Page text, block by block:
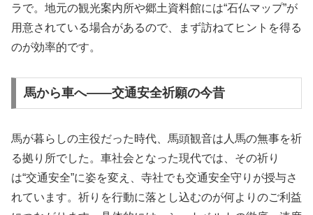
ラで。地元の観光案内所や郷土資料館には“石仏マップ”が
用意されている場合があるので、まず訪ねてヒントを得る
のが効率的です。
馬から車へ――交通安全祈願の今昔
馬が暮らしの主役だった時代、馬頭観音は人馬の無事を祈
る拠り所でした。車社会となった現代では、その祈り
は“交通安全”に姿を変え、寺社でも交通安全守りが授与さ
れています。祈りを行動に落とし込むのが何よりのご利益